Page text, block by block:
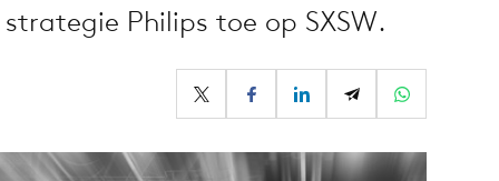
Media
Merkstrategie
PR
Philips toe op SXSW.